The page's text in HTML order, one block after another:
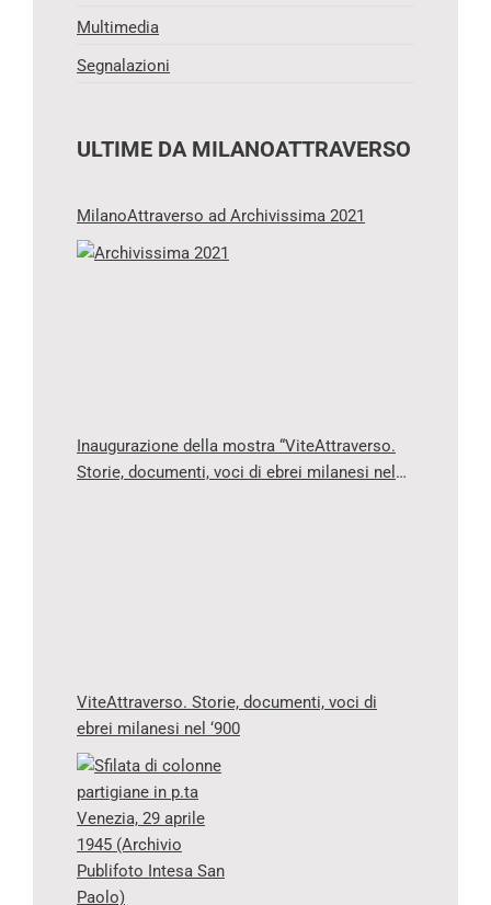
Multimedia
Segnalazioni
ULTIME DA MILANOATTRAVERSO
MilanoAttraverso ad Archivissima 2021
Inaugurazione della mostra “ViteAttraverso.
Storie, documenti, voci di ebrei milanesi nel
ViteAttraverso. Storie, documenti, voci di
ebrei milanesi nel ‘900